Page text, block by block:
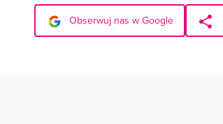
Obserwuj nas w Google